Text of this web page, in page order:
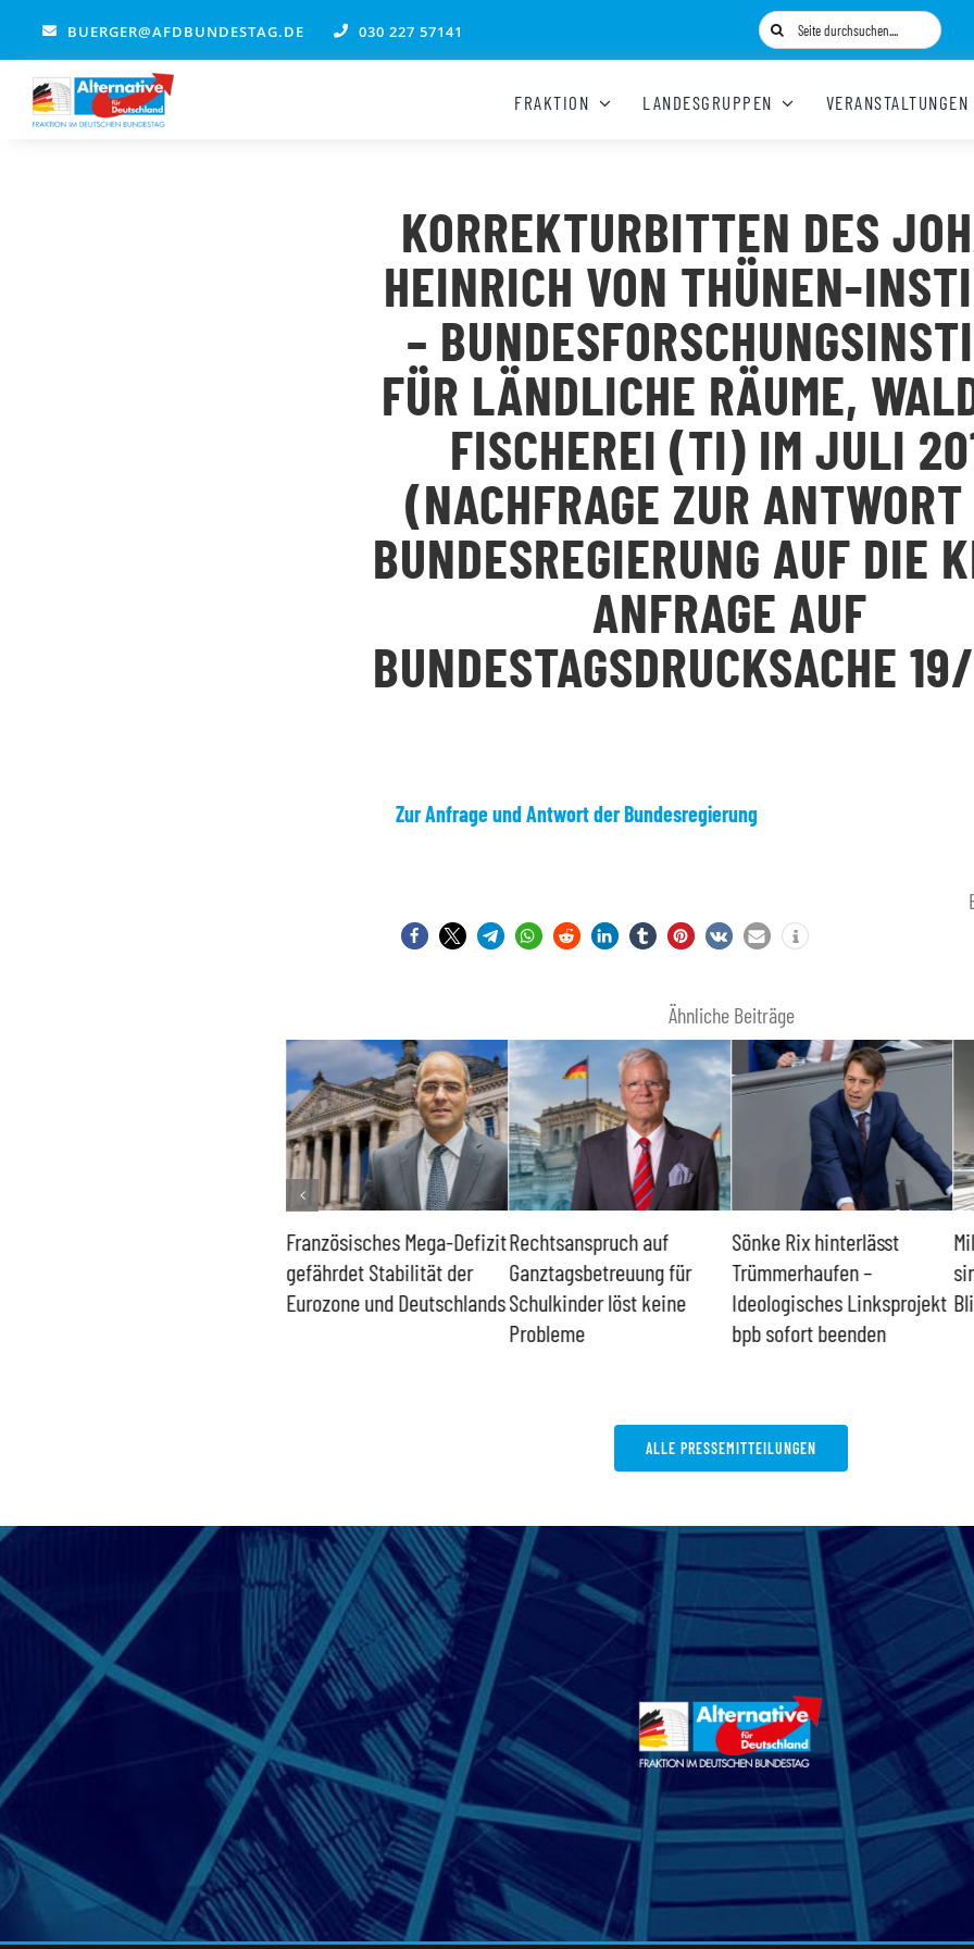
springen
BUERGER@AFDBUNDESTAG.DE 030 227 57141
Suche
nach:
FRAKTION LANDESGRUPPEN VERANSTALTUNGEN
KORREKTURBITTEN DES
HEINRICH VON THÜNEN-
–
FÜR LÄNDLICHE RÄUME,
FISCHEREI (TI) IM JULI
(NACHFRAGE ZUR ANTWORT
BUNDESREGIERUNG AUF DIE
ANFRAGE AUF
BUNDESTAGSDRUCKSACHE
Zur Anfrage und Antwort der Bundesregierung
Ähnliche Beiträge
Französisches Mega-Defizit
gefährdet Stabilität der
Eurozone und Deutschlands
Rechtsanspruch auf
Ganztagsbetreuung für
Schulkinder löst keine
Probleme
Sönke Rix hinterlässt
Trümmerhaufen –
Ideologisches Linksprojekt
bpb sofort beenden
ALLE PRESSEMITTEILUNGEN